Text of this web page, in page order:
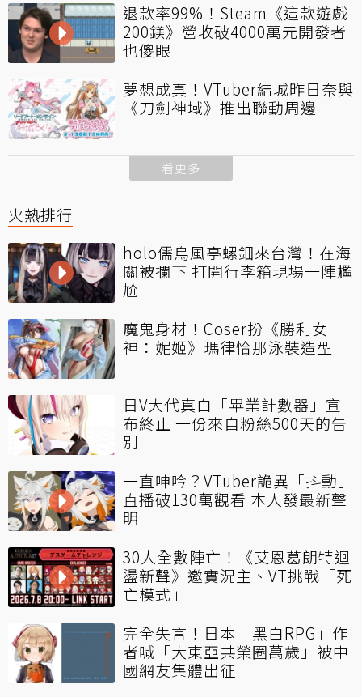
退款率99%！Steam《這款遊戲
200鎂》營收破4000萬元開發者
也傻眼
夢想成真！VTuber結城昨日奈與
《刀劍神域》推出聯動周邊
看更多
火熱排行
holo儒烏風亭螺鈿來台灣！在海
關被攔下 打開行李箱現場一陣尷
尬
魔鬼身材！Coser扮《勝利女
神：妮姬》瑪律恰那泳裝造型
日V大代真白「畢業計數器」宣
布終止 一份來自粉絲500天的告
別
一直呻吟？VTuber詭異「抖動」
直播破130萬觀看 本人發最新聲
明
30人全數陣亡！《艾恩葛朗特迴
盪新聲》邀實況主、VT挑戰「死
亡模式」
完全失言！日本「黑白RPG」作
者喊「大東亞共榮圈萬歲」被中
國網友集體出征